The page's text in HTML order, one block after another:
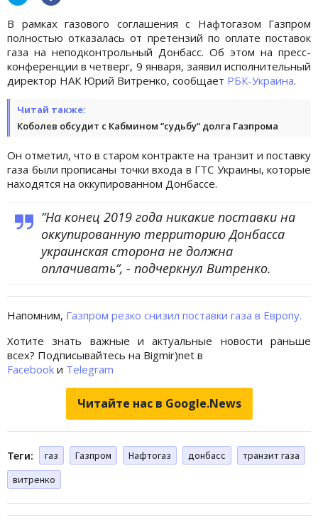
В рамках газового соглашения с Нафтогазом Газпром
полностью отказалась от претензий по оплате поставок
газа на неподконтрольный Донбасс. Об этом на пресс-
конференции в четверг, 9 января, заявил исполнительный
директор НАК Юрий Витренко, сообщает РБК-Украина.
Читай также:
Коболев обсудит с Кабмином “судьбу“ долга Газпрома
Он отметил, что в старом контракте на транзит и поставку
газа были прописаны точки входа в ГТС Украины, которые
находятся на оккупированном Донбассе.
“На конец 2019 года никакие поставки на
оккупированную территорию Донбасса
украинская сторона не должна
оплачивать“, - подчеркнул Витренко.
Напомним, Газпром резко снизил поставки газа в Европу.
Хотите знать важные и актуальные новости раньше
всех? Подписывайтесь на Bigmir)net в
Facebook и Telegram
Читайте нас в Google.News
Теги: газ Газпром Нафтогаз донбасс
транзит газа
витренко